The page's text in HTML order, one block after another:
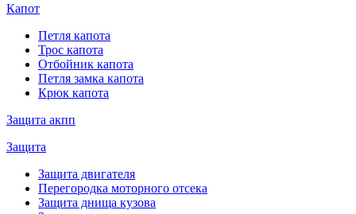
Капот
Петля капота
Трос капота
Отбойник капота
Петля замка капота
Крюк капота
Защита акпп
Защита
Защита двигателя
Перегородка моторного отсека
Защита днища кузова